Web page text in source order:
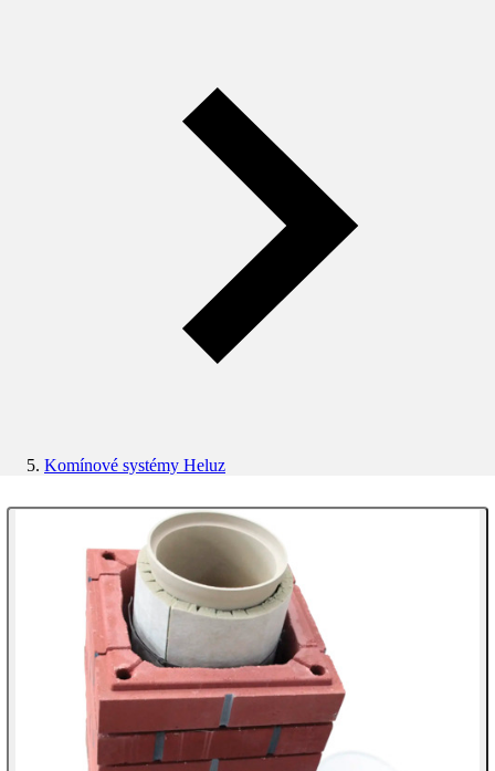
Komínové systémy Heluz